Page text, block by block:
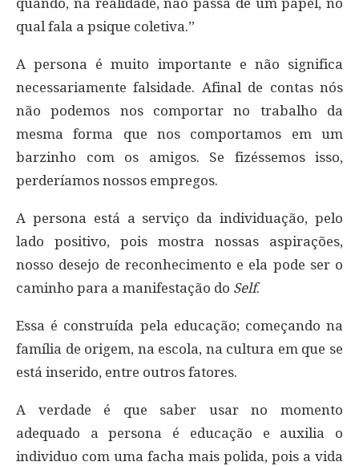
quando, na realidade, não passa de um papel, no
qual fala a psique coletiva.”
A persona é muito importante e não significa
necessariamente falsidade. Afinal de contas nós
não podemos nos comportar no trabalho da
mesma forma que nos comportamos em um
barzinho com os amigos. Se fizéssemos isso,
perderíamos nossos empregos.
A persona está a serviço da individuação, pelo
lado positivo, pois mostra nossas aspirações,
nosso desejo de reconhecimento e ela pode ser o
caminho para a manifestação do Self.
Essa é construída pela educação; começando na
família de origem, na escola, na cultura em que se
está inserido, entre outros fatores.
A verdade é que saber usar no momento
adequado a persona é educação e auxilia o
individuo com uma facha mais polida, pois a vida